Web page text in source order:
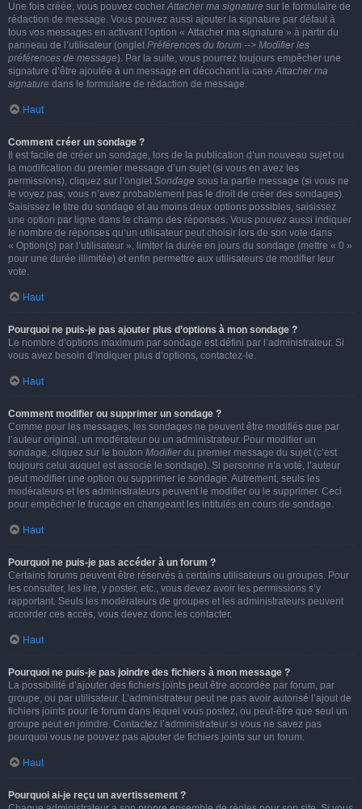
Une fois créée, vous pouvez cocherAttacher ma signature sur le formulaire de
rédaction de message. Vous pouvez aussi ajouter la signature par défaut à
tous vos messages en activant l’option « Attacher ma signature » à partir du
panneau de l’utilisateur (onglet Préférences du forum --> Modifier les
préférences de message). Par la suite, vous pourrez toujours empêcher une
signature d’être ajoutée à un message en décochant la caseAttacher ma
signature dans le formulaire de rédaction de message.
Haut
Comment créer un sondage ?
Il est facile de créer un sondage, lors de la publication d’un nouveau sujet ou
la modification du premier message d’un sujet (si vous en avez les
permissions), cliquez sur l’onglet Sondage sous la partie message (si vous ne
le voyez pas, vous n’avez probablement pas le droit de créer des sondages).
Saisissez le titre du sondage et au moins deux options possibles, saisissez
une option par ligne dans le champ des réponses. Vous pouvez aussi indiquer
le nombre de réponses qu’un utilisateur peut choisir lors de son vote dans
« Option(s) par l’utilisateur », limiter la durée en jours du sondage (mettre « 0 »
pour une durée illimitée) et enfin permettre aux utilisateurs de modifier leur
vote.
Haut
Pourquoi ne puis-je pas ajouter plus d’options à mon sondage ?
Le nombre d’options maximum par sondage est défini par l’administrateur. Si
vous avez besoin d’indiquer plus d’options, contactez-le.
Haut
Comment modifier ou supprimer un sondage ?
Comme pour les messages, les sondages ne peuvent être modifiés que par
l’auteur original, un modérateur ou un administrateur. Pour modifier un
sondage, cliquez sur le bouton Modifierdu premier message du sujet (c’est
toujours celui auquel est associé le sondage). Si personne n’a voté, l’auteur
peut modifier une option ou supprimer le sondage. Autrement, seuls les
modérateurs et les administrateurs peuvent le modifier ou le supprimer. Ceci
pour empêcher le trucage en changeant les intitulés en cours de sondage.
Haut
Pourquoi ne puis-je pas accéder à un forum ?
Certains forums peuvent être réservés à certains utilisateurs ou groupes. Pour
les consulter, les lire, y poster, etc., vous devez avoir les permissions s’y
rapportant. Seuls les modérateurs de groupes et les administrateurs peuvent
accorder ces accès, vous devez donc les contacter.
Haut
Pourquoi ne puis-je pas joindre des fichiers à mon message ?
La possibilité d’ajouter des fichiers joints peut être accordée par forum, par
groupe, ou par utilisateur. L’administrateur peut ne pas avoir autorisé l’ajout de
fichiers joints pour le forum dans lequel vous postez, ou peut-être que seul un
groupe peut en joindre. Contactez l’administrateur si vous ne savez pas
pourquoi vous ne pouvez pas ajouter de fichiers joints sur un forum.
Haut
Pourquoi ai-je reçu un avertissement ?